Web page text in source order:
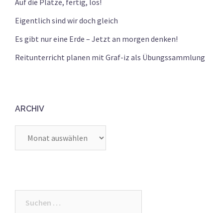
Auf die Plätze, fertig, los!
Eigentlich sind wir doch gleich
Es gibt nur eine Erde – Jetzt an morgen denken!
Reitunterricht planen mit Graf-iz als Übungssammlung
ARCHIV